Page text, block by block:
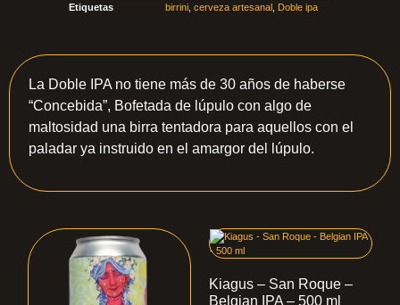
Etiquetas
birrini cerveza artesanal Doble ipa
La Doble IPA no tiene más de 30 años de haberse
“Concebida”, Bofetada de lúpulo con algo de
maltosidad una birra tentadora para aquellos con el
paladar ya instruido en el amargor del lúpulo.
Kiagus – San Roque –
Belgian IPA – 500 ml